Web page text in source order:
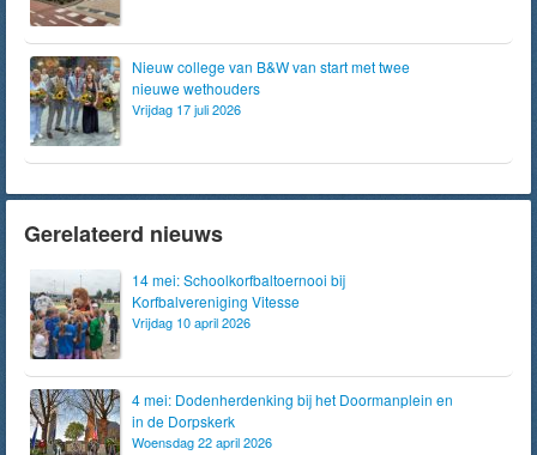
Nieuw college van B&W van start met twee
nieuwe wethouders
Vrijdag 17 juli 2026
Gerelateerd nieuws
14 mei: Schoolkorfbaltoernooi bij
Korfbalvereniging Vitesse
Vrijdag 10 april 2026
4 mei: Dodenherdenking bij het Doormanplein en
in de Dorpskerk
Woensdag 22 april 2026